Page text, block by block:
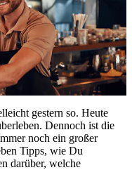
gestern so. Heute
Dennoch ist die
noch ein großer
Tipps, wie Du
darüber, welche